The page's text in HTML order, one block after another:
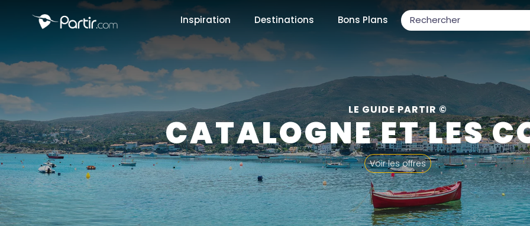
Inspiration Destinations Bons Plans
LE GUIDE PARTIR ©
CATALOGNE ET LES
Voir les offres
📍 Destinations populaires
☀️ Où partir par mois
Janvier
Février Mars Avril Mai Juin Juillet Août
Octobre
Novembre Décembre
✨ Envies populaires